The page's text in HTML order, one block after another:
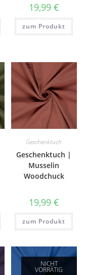
19,99 €
zum Produkt
Geschenktuch
Geschenktuch |
Musselin
Woodchuck
19,99 €
zum Produkt
NICHT
VORRÄTIG